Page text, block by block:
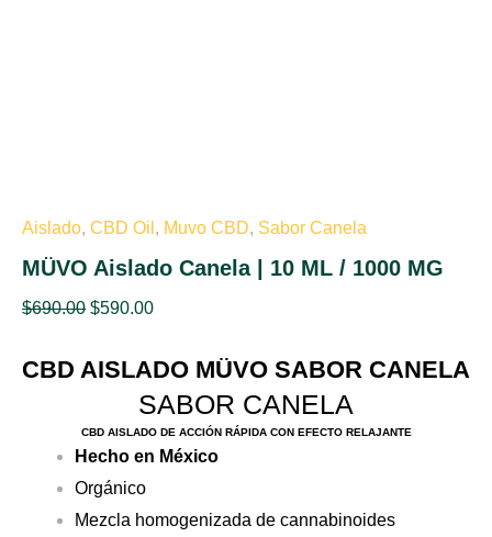
Aislado, CBD Oil , Muvo CBD, Sabor Canela
MÜVO Aislado Canela | 10 ML / 1000 MG
$690.00 $590.00
CBD AISLADO MÜVO SABOR CANELA
SABOR CANELA
CBD AISLADO DE ACCIÓN RÁPIDA CON EFECTO RELAJANTE
Hecho en México
Orgánico
Mezcla homogenizada de cannabinoides